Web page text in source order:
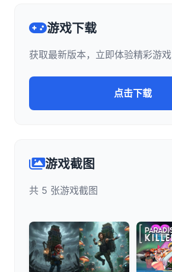
游戏下载
获取最新版本，立即体验精彩游戏
点击下载
游戏截图
共 5 张游戏截图